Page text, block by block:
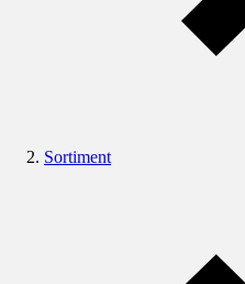
Sortiment